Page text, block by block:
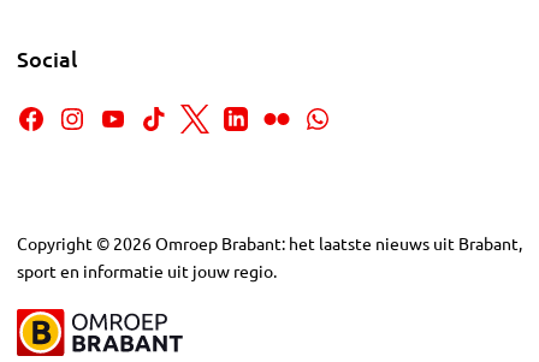
Social
Copyright © 2026Omroep Brabant: het laatste nieuws uit Brabant,
sport en informatie uit jouw regio.